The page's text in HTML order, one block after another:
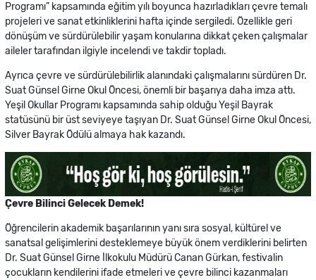
Programı” kapsamında eğitim yılı boyunca hazırladıkları çevre temalı
projeleri ve sanat etkinliklerini hafta içinde sergiledi. Özellikle geri
dönüşüm ve sürdürülebilir yaşam konularına dikkat çeken çalışmalar
aileler tarafından ilgiyle incelendi ve takdir topladı.
Ayrıca çevre ve sürdürülebilirlik alanındaki çalışmalarını sürdüren Dr.
Suat Günsel Girne Okul Öncesi, önemli bir başarıya daha imza attı.
Yeşil Okullar Programı kapsamında sahip olduğu Yeşil Bayrak
statüsünü bir üst seviyeye taşıyan Dr. Suat Günsel Girne Okul Öncesi,
Silver Bayrak Ödülü almaya hak kazandı.
Çevre Bilinci Gelecek Demek!
Öğrencilerin akademik başarılarının yanı sıra sosyal, kültürel ve
sanatsal gelişimlerini desteklemeye büyük önem verdiklerini belirten
Dr. Suat Günsel Girne İlkokulu Müdürü Canan Gürkan, festivalin
çocukların kendilerini ifade etmeleri ve çevre bilinci kazanmaları